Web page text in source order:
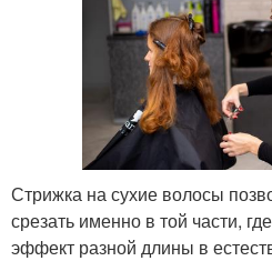
Стрижка на сухие волосы
срезать именно в той части,
эффект разной длины в